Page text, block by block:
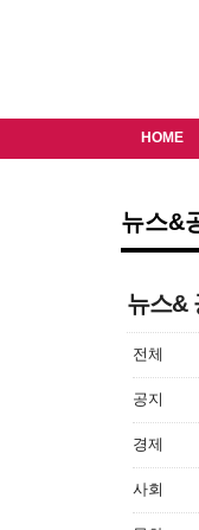
HOME
뉴스&
뉴스&
전체
공지
경제
사회